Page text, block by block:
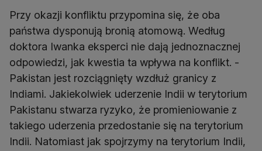
Przy okazji konfliktu przypomina się, że oba
państwa dysponują bronią atomową. Według
doktora Iwanka eksperci nie dają jednoznacznej
odpowiedzi, jak kwestia ta wpływa na konflikt. -
Pakistan jest rozciągnięty wzdłuż granicy z
Indiami. Jakiekolwiek uderzenie Indii w terytorium
Pakistanu stwarza ryzyko, że promieniowanie z
takiego uderzenia przedostanie się na terytorium
Indii. Natomiast jak spojrzymy na terytorium Indii,